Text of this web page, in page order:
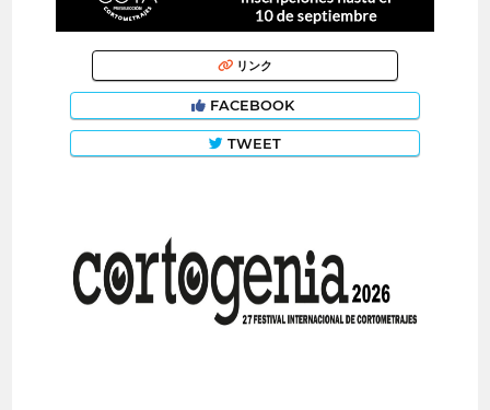
リンク
FACEBOOK
TWEET